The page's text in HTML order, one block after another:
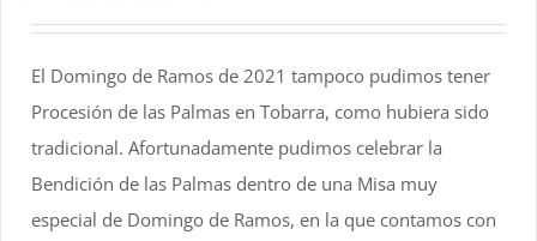
El Domingo de Ramos de 2021 tampoco pudimos tener
Procesión de las Palmas en Tobarra, como hubiera sido
tradicional. Afortunadamente pudimos celebrar la
Bendición de las Palmas dentro de una Misa muy
especial de Domingo de Ramos, en la que contamos con